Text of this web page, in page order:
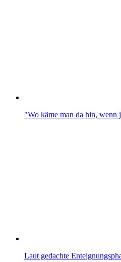
"Wo käme man da hin,
Laut gedachte